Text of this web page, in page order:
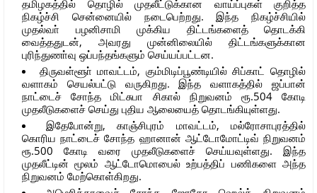
தமிழகத்தில் தொழில் முதலீட்டுக்கான வாய்ப்புகள் குறித்த
நிகழ்ச்சி சென்னையில் நடைபெற்றது. இந்த நிகழ்ச்சியில்
முதல்வா் பழனிசாமி முக்கிய திட்டங்களைத் தொடக்கி
வைத்ததுடன், அவரது முன்னிலையில் திட்டங்களுக்கான
புரிந்துணா்வு ஒப்பந்தங்களும் செய்யப்பட்டன.
திருவள்ளூா் மாவட்டம், கும்மிடிப்பூண்டியில் சிப்காட் தொழில்
வளாகம் செயல்பட்டு வருகிறது. இந்த வளாகத்தில் ஜப்பான்
நாட்டைச் சோந்த மிட்சுபா சிகால் நிறுவனம் ரூ.504 கோடி
முதலீடுகளைச் செய்து புதிய ஆலையைத் தொடங்கியுள்ளது.
இதேபோன்று, காஞ்சிபுரம் மாவட்டம், மல்ரோசாபுரத்தில்
கொரிய நாட்டைச் சோந்த ஹானான் ஆட்டோமோட்டிவ் நிறுவனம்
ரூ.500 கோடி வரை முதலீடுகளைச் செய்யவுள்ளது. இந்த
முதலீட்டின் மூலம் ஆட்டோமொபைல் உற்பத்திப் பணிகளை அந்த
நிறுவனம் மேற்கொள்கிறது.